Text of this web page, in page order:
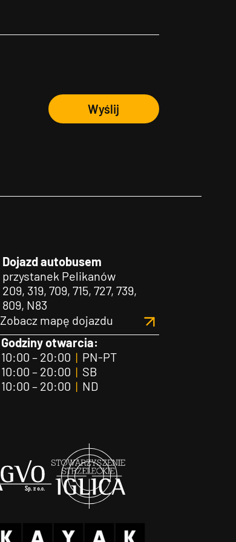
Wyślij
Dojazd autobusem
przystanek Pelikanów
209, 319, 709, 715, 727, 739,
809, N83
Zobacz mapę dojazdu
Godziny otwarcia:
10:00 – 20:00 |PN-PT
10:00 – 20:00 |SB
10:00 – 20:00 |ND
Agvo Iglica